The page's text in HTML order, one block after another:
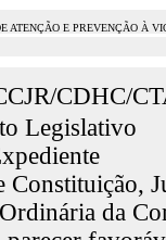
ATENÇÃO E PREVENÇÃO À
CDHC/
Legislativo
da